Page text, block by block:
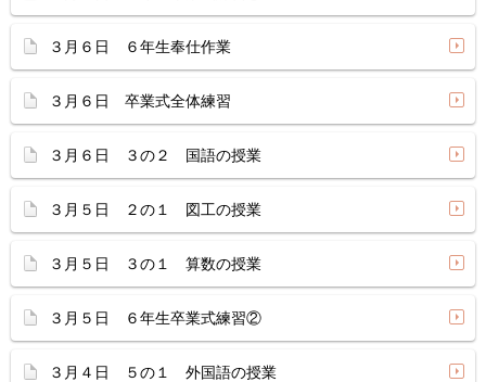
３月６日 ６年生奉仕作業
３月６日 卒業式全体練習
３月６日 ３の２ 国語の授業
３月５日 ２の１ 図工の授業
３月５日 ３の１ 算数の授業
３月５日 ６年生卒業式練習②
３月４日 ５の１ 外国語の授業